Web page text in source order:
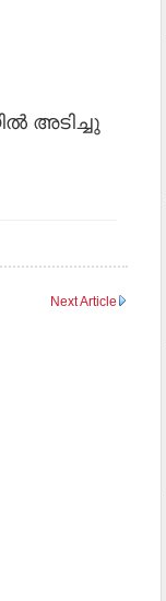
അടിച്ചു
Next Article